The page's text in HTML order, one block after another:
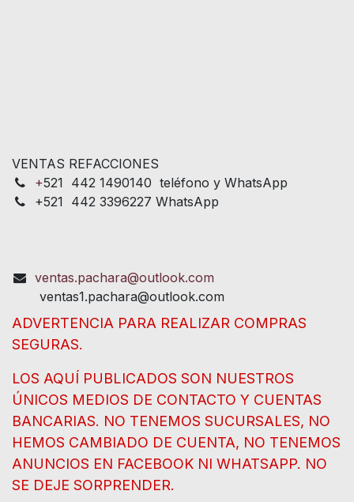
VENTAS REFACCIONES
+521 442 1490140 teléfono y WhatsApp
+521 442 3396227 WhatsApp
ventas.pachara@outlook.com
ventas1.pachara@outlook.com
ADVERTENCIA PARA REALIZAR COMPRAS
SEGURAS.
LOS AQUÍ PUBLICADOS SON NUESTROS
ÚNICOS MEDIOS DE CONTACTO Y CUENTAS
BANCARIAS. NO TENEMOS SUCURSALES, NO
HEMOS CAMBIADO DE CUENTA, NO TENEMOS
ANUNCIOS EN FACEBOOK NI WHATSAPP. NO
SE DEJE SORPRENDER.